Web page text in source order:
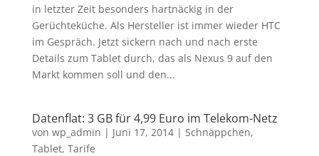
in letzter Zeit besonders hartnäckig in der
Gerüchteküche. Als Hersteller ist immer wieder HTC
im Gespräch. Jetzt sickern nach und nach erste
Details zum Tablet durch, das als Nexus 9 auf den
Markt kommen soll und den...
Datenflat: 3 GB für 4,99 Euro im Telekom-Netz
von wp_admin | Juni 17, 2014| Schnäppchen,
Tablet, Tarife